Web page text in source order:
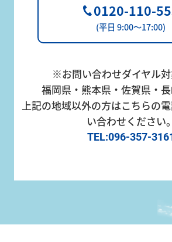
0120-110-
(平日 9:00～17:00)
※お問い合わせダイヤル対
福岡県・熊本県・佐賀県・
上記の地域以外の方はこちらの
い合わせください。
TEL:096-357-